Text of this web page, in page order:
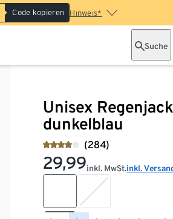
Code kopieren Hinweis*
Suche
Unisex
dunkelblau
(284)
29,99inkl. MwSt.inkl.